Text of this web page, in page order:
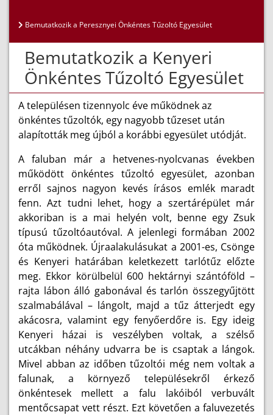
Bemutatkozik a Peresznyei Önkéntes Tűzoltó Egyesület
Bemutatkozik a Kenyeri
Önkéntes Tűzoltó Egyesület
A településen tizennyolc éve működnek az
önkéntes tűzoltók, egy nagyobb tűzeset után
alapították meg újból a korábbi egyesület utódját.
A faluban már a hetvenes-nyolcvanas években
működött önkéntes tűzoltó egyesület, azonban
erről sajnos nagyon kevés írásos emlék maradt
fenn. Azt tudni lehet, hogy a szertárépület már
akkoriban is a mai helyén volt, benne egy Zsuk
típusú tűzoltóautóval. A jelenlegi formában 2002
óta működnek. Újraalakulásukat a 2001-es, Csönge
és Kenyeri határában keletkezett tarlótűz előzte
meg. Ekkor körülbelül 600 hektárnyi szántóföld –
rajta lábon álló gabonával és tarlón összegyűjtött
szalmabálával – lángolt, majd a tűz átterjedt egy
akácosra, valamint egy fenyőerdőre is. Egy ideig
Kenyeri házai is veszélyben voltak, a szélső
utcákban néhány udvarra be is csaptak a lángok.
Mivel abban az időben tűzoltói még nem voltak a
falunak, a környező településekről érkező
önkéntesek mellett a falu lakóiból verbuvált
mentőcsapat vett részt. Ezt követően a faluvezetés